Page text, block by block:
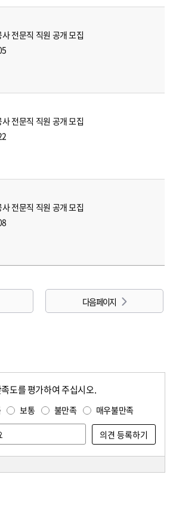
전문직 직원 공개 모집
전문직 직원 공개 모집
전문직 직원 공개 모집
다음 페이지
도를 평가하여 주십시오.
보통 불만족 매우불만족